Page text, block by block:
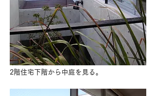
2階住宅下階から中庭を見る。